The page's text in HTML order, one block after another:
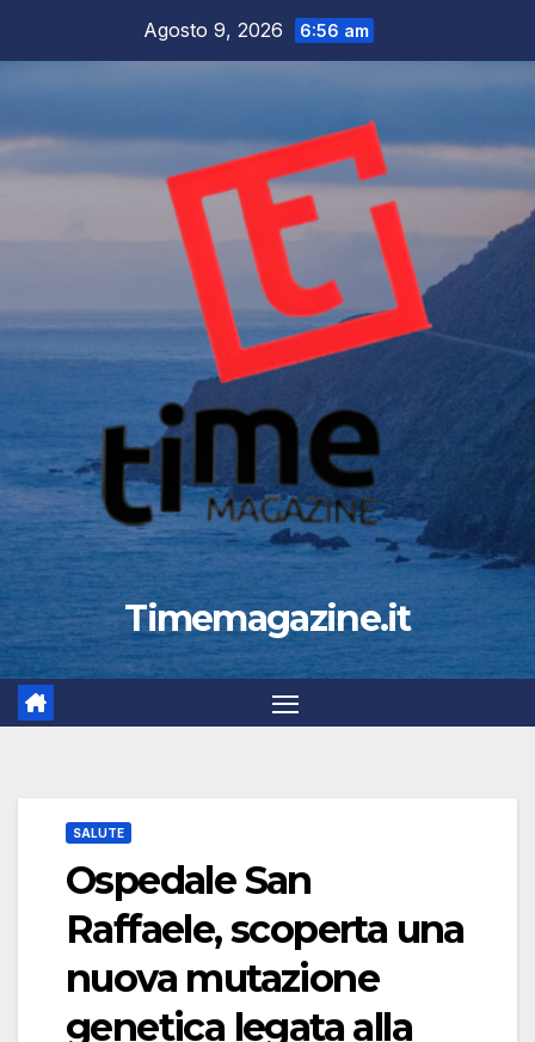
Agosto 9, 2026 6:56 am
Timemagazine.it
SALUTE
Ospedale San
Raffaele, scoperta una
nuova mutazione
genetica legata alla